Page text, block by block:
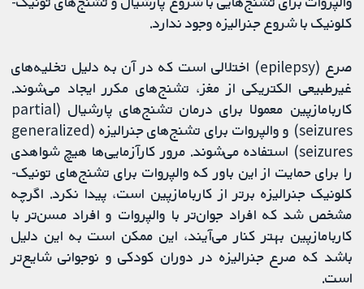
کلونیک با شروع جنرالیزه وجود ندارد.
صرع (epilepsy) اختلالی است که در آن به دلیل تخلیه‌های
غیرطبیعی الکتریکی از مغز، تشنج‌های مکرر ایجاد می‌شوند.
کاربامازپین معمولا برای درمان تشنج‌های پارشیال (partial
seizures) و والپروات برای تشنج‌های جنرالیزه (generalized
seizures) استفاده می‌شوند. مرور کارآزمایی‌ها هیچ شواهدی
را برای حمایت از این باور که والپروات برای تشنج‌های تونیک-
کلونیک جنرالیزه برتر از کاربامازپین است، پیدا نکرد. اگرچه
مشخص شد که افراد جوان‌تر با والپروات و افراد مسن‌تر با
کاربامازپین بهتر کنار می‌آیند، این ممکن است به این دلیل
باشد که صرع جنرالیزه در دوران کودکی و نوجوانی شایع‌تر
است.